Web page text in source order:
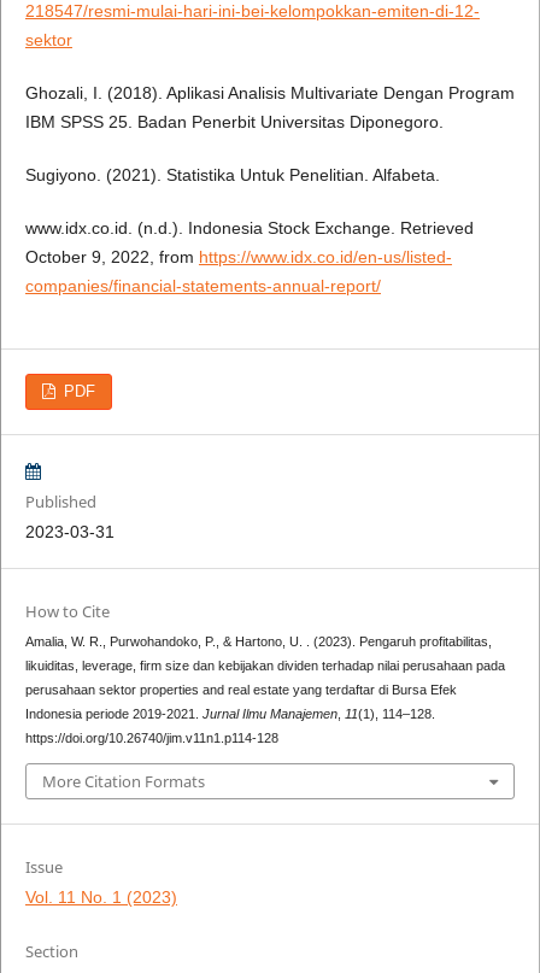
218547/resmi-mulai-hari-ini-bei-kelompokkan-emiten-di-12-
sektor
Ghozali, I. (2018). Aplikasi Analisis Multivariate Dengan Program
IBM SPSS 25. Badan Penerbit Universitas Diponegoro.
Sugiyono. (2021). Statistika Untuk Penelitian. Alfabeta.
www.idx.co.id. (n.d.). Indonesia Stock Exchange. Retrieved
October 9, 2022, from https://www.idx.co.id/en-us/listed-
companies/financial-statements-annual-report/
PDF
Published
2023-03-31
How to Cite
Amalia, W. R., Purwohandoko, P., & Hartono, U. . (2023). Pengaruh profitabilitas,
likuiditas, leverage, firm size dan kebijakan dividen terhadap nilai perusahaan pada
perusahaan sektor properties and real estate yang terdaftar di Bursa Efek
Indonesia periode 2019-2021. Jurnal Ilmu Manajemen, 11(1), 114–128.
https://doi.org/10.26740/jim.v11n1.p114-128
More Citation Formats
Issue
Vol. 11 No. 1 (2023)
Section